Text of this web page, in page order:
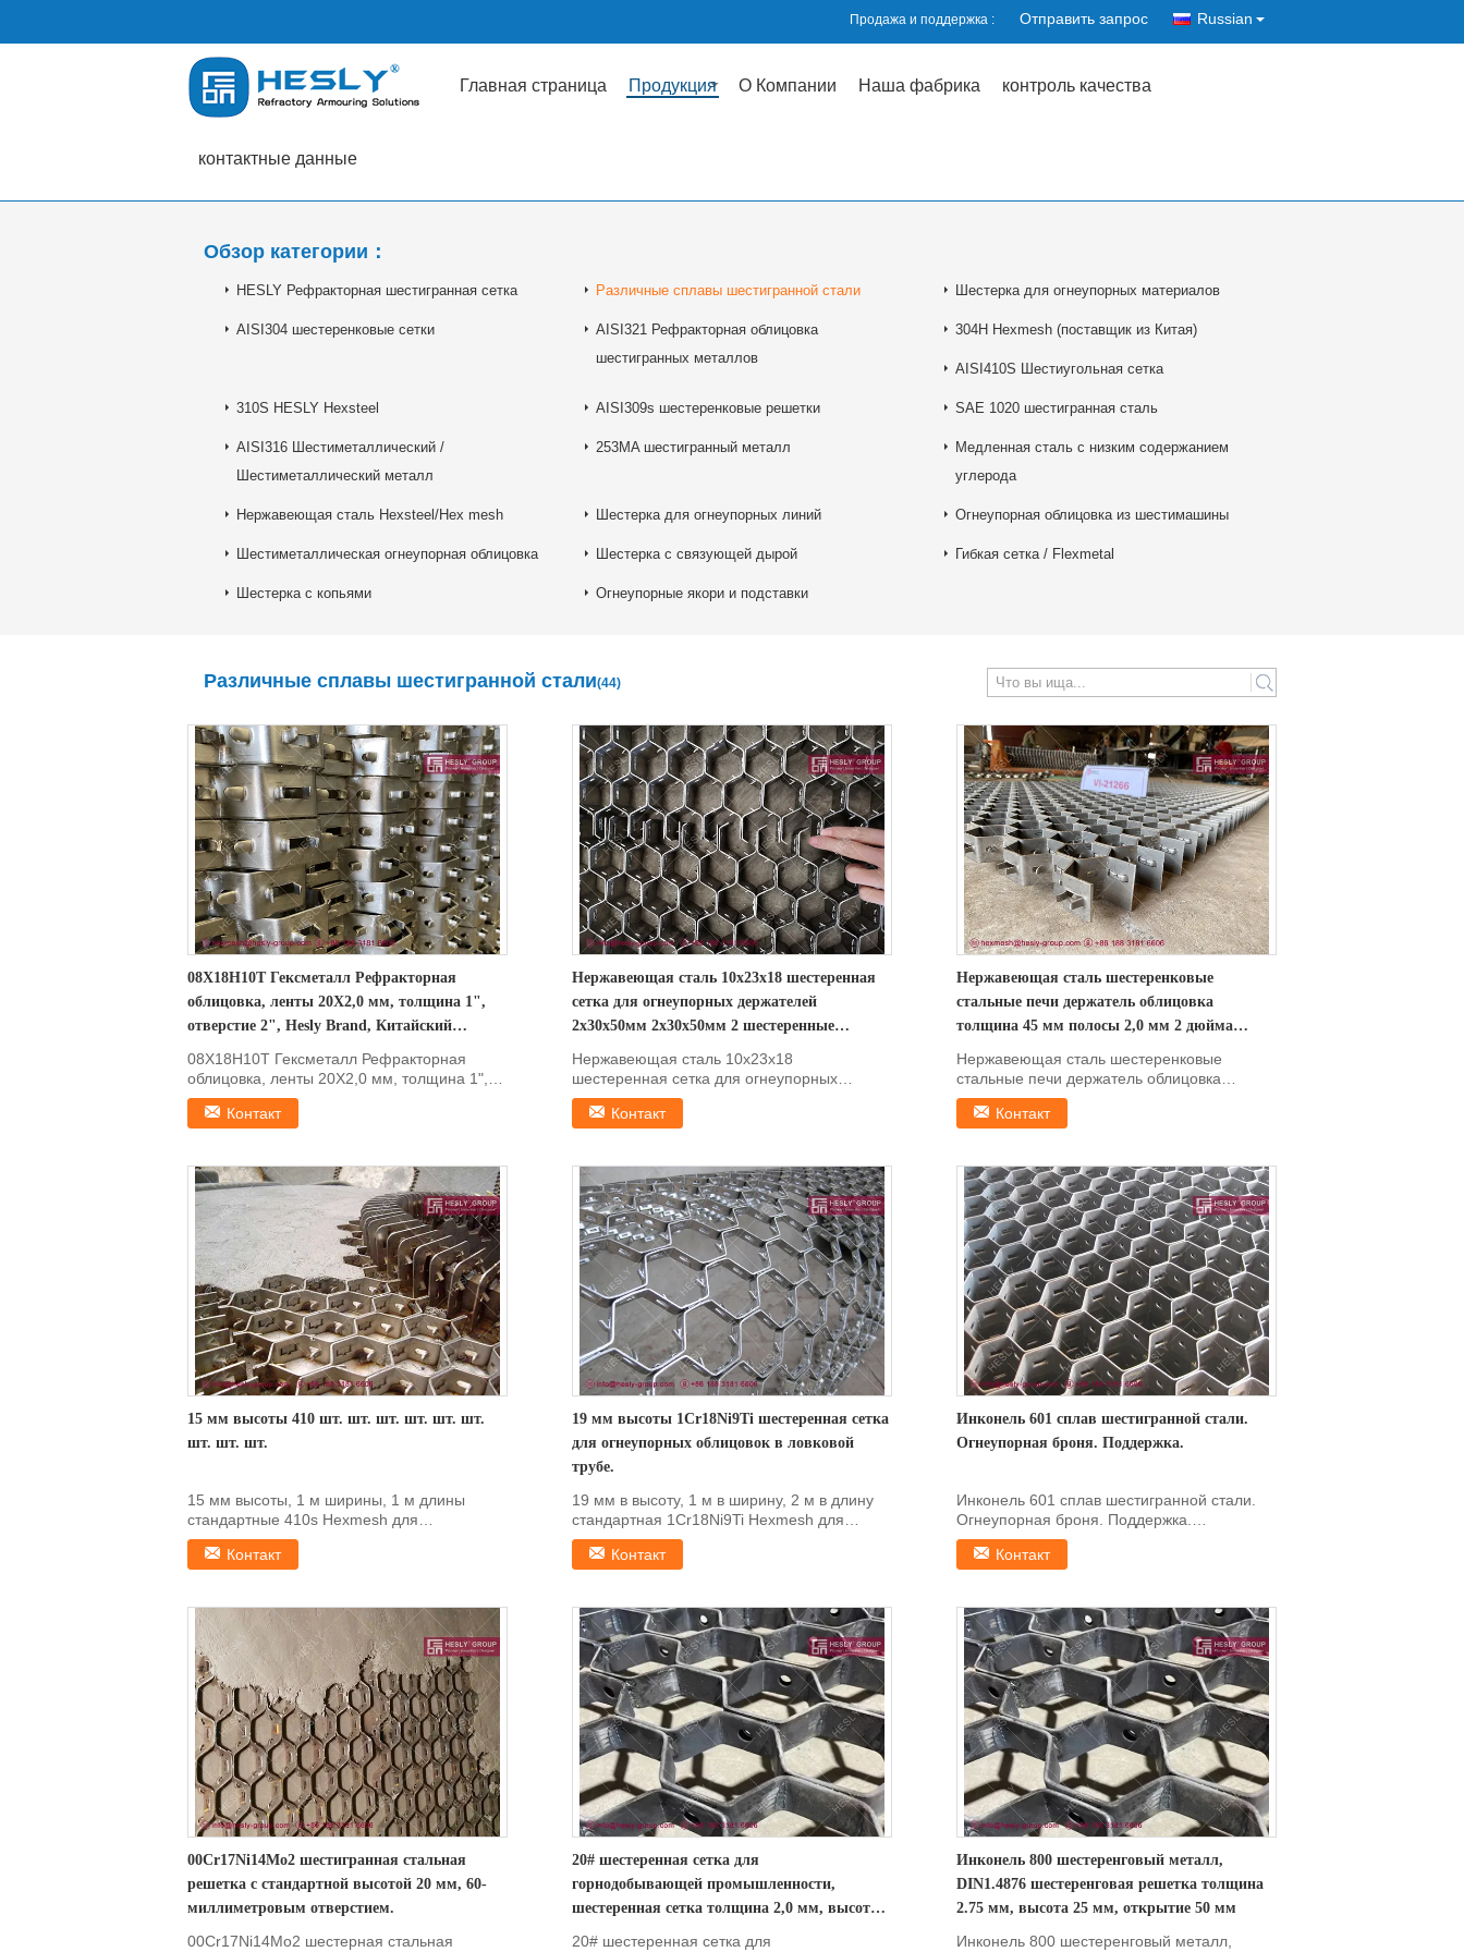
Продажа и поддержка : Отправить запрос Russian
Главная страница Продукция О Компании Наша фабрика контроль качества
контактные данные
Обзор категории：
HESLY Рефракторная шестигранная сетка Различные сплавы шестигранной стали Шестерка для огнеупорных материалов
AISI304 шестеренковые сетки
AISI321 Рефракторная облицовка
шестигранных металлов
304H Hexmesh (поставщик из Китая)
AISI410S Шестиугольная сетка
310S HESLY Hexsteel AISI309s шестеренковые решетки SAE 1020 шестигранная сталь
AISI316 Шестиметаллический /
Шестиметаллический металл
253MA шестигранный металл
Медленная сталь с низким содержанием
углерода
Нержавеющая сталь Hexsteel/Hex mesh Шестерка для огнеупорных линий Огнеупорная облицовка из шестимашины
Шестиметаллическая огнеупорная облицовка Шестерка с связующей дырой Гибкая сетка / Flexmetal
Шестерка с копьями Огнеупорные якори и подставки
Различные сплавы шестигранной стали(44) search
08X18H10T Гексметалл Рефракторная
облицовка, ленты 20X2,0 мм, толщина 1",
отверстие 2", Hesly Brand, Китайский
экспортер
08X18H10T Гексметалл Рефракторная
облицовка, ленты 20X2,0 мм, толщина 1",
отверстие 2", Hesly Brand, ...
Контакт
Нержавеющая сталь 10х23х18 шестеренная
сетка для огнеупорных держателей
2х30х50мм 2х30х50мм 2 шестеренные
отверстия Hesly Brand - Китайский
экспортер
Нержавеющая сталь 10х23х18
шестеренная сетка для огнеупорных
держателей 2х30х50мм 2х30х50мм 2
шестер...Контакт
Нержавеющая сталь шестеренковые
стальные печи держатель облицовка
толщина 45 мм полосы 2,0 мм 2 дюйма
шестиугольная сетка
Нержавеющая сталь шестеренковые
стальные печи держатель облицовка
толщина 45 мм полосы 2,0 мм 2 дюйм...
Контакт
15 мм высоты 410 шт. шт. шт. шт. шт. шт.
шт. шт. шт.
15 мм высоты, 1 м ширины, 1 м длины
стандартные 410s Hexmesh для
огнеупорной облицовки печей, Hex...
Контакт
19 мм высоты 1Cr18Ni9Ti шестеренная сетка
для огнеупорных облицовок в ловковой
трубе.
19 мм в высоту, 1 м в ширину, 2 м в длину
стандартная 1Cr18Ni9Ti Hexmesh для
огнеупорной облицовки в ...
Контакт
Инконель 601 сплав шестигранной стали.
Огнеупорная броня. Поддержка.
Инконель 601 сплав шестигранной стали.
Огнеупорная броня. Поддержка.
Шестеркатакже названныйшестерна...
Контакт
00Cr17Ni14Mo2 шестигранная стальная
решетка с стандартной высотой 20 мм, 60-
миллиметровым отверстием.
00Cr17Ni14Mo2 шестерная стальная
20# шестеренная сетка для
горнодобывающей промышленности,
шестеренная сетка толщина 2,0 мм, высота
19 мм, открытие 50 мм
20# шестеренная сетка для
Инконель 800 шестеренговый металл,
DIN1.4876 шестеренговая решетка толщина
2.75 мм, высота 25 мм, открытие 50 мм
Инконель 800 шестеренговый металл,